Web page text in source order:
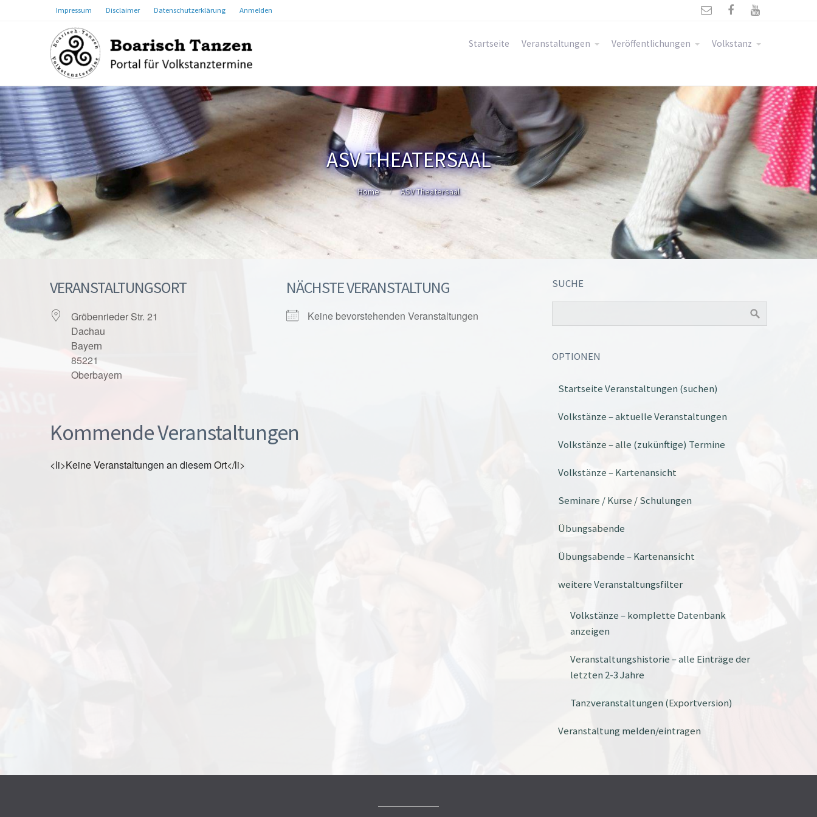
Impressum Disclaimer Datenschutzerklärung Anmelden   
Startseite Veranstaltungen Veröffentlichungen Volkstanz
ASV THEATERSAAL
Home ASV Theatersaal
VERANSTALTUNGSORT
Gröbenrieder Str. 21
Dachau
Bayern
85221
Oberbayern
NÄCHSTE VERANSTALTUNG
Keine bevorstehenden Veranstaltungen
Kommende Veranstaltungen
<li>Keine Veranstaltungen an diesem Ort</li>
SUCHE
OPTIONEN
Startseite Veranstaltungen (suchen)
Volkstänze – aktuelle Veranstaltungen
Volkstänze – alle (zukünftige) Termine
Volkstänze – Kartenansicht
Seminare / Kurse / Schulungen
Übungsabende
Übungsabende – Kartenansicht
weitere Veranstaltungsfilter
Volkstänze – komplette Datenbank
anzeigen
Veranstaltungshistorie – alle Einträge der
letzten 2-3 Jahre
Tanzveranstaltungen (Exportversion)
Veranstaltung melden/eintragen